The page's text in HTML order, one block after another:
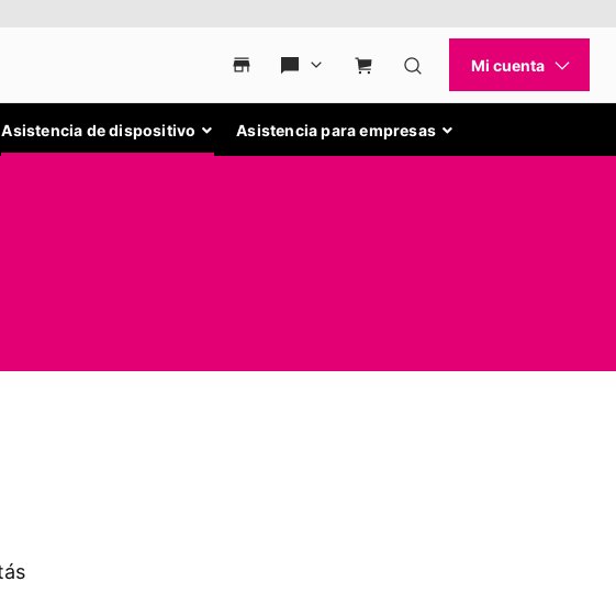
Asistencia de dispositivo Asistencia para empresas